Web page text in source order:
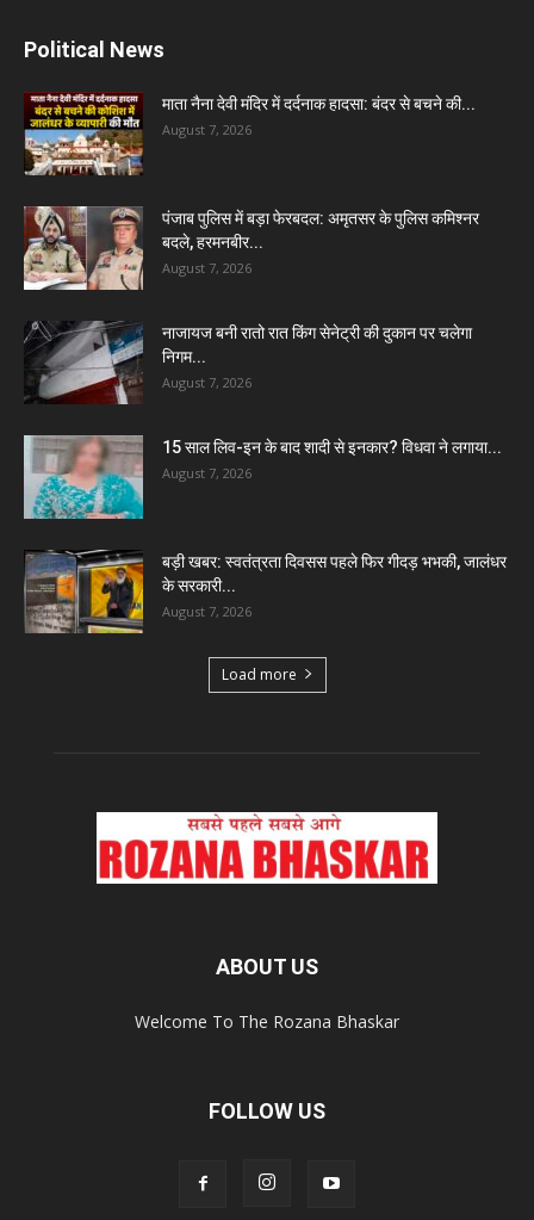
Political News
माता नैना देवी मंदिर में दर्दनाक हादसा: बंदर से बचने की...
August 7, 2026
पंजाब पुलिस में बड़ा फेरबदल: अमृतसर के पुलिस कमिश्नर
बदले, हरमनबीर...
August 7, 2026
नाजायज बनी रातो रात किंग सेनेट्री की दुकान पर चलेगा
निगम...
August 7, 2026
15 साल लिव-इन के बाद शादी से इनकार? विधवा ने लगाया...
August 7, 2026
बड़ी खबर: स्वतंत्रता दिवसस पहले फिर गीदड़ भभकी, जालंधर
के सरकारी...
August 7, 2026
Load more
ABOUT US
Welcome To The Rozana Bhaskar
FOLLOW US